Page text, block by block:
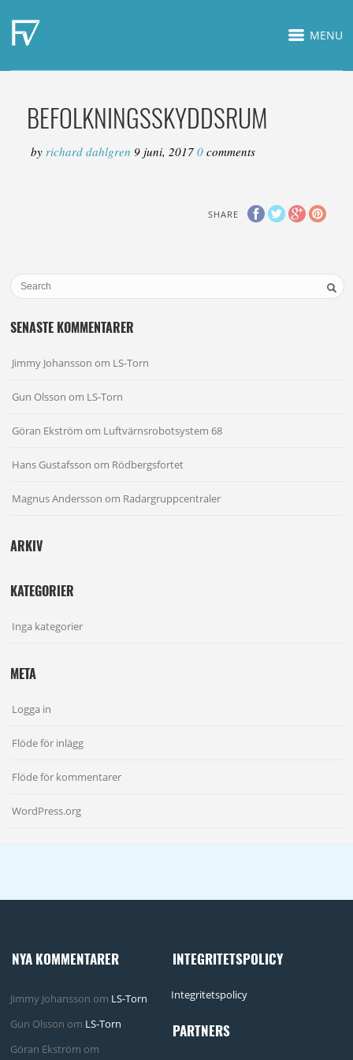
MENU
BEFOLKNINGSSKYDDSRUM
byrichard dahlgren9 juni, 2017 0comments
SHARE
SENASTE KOMMENTARER
Jimmy Johansson om LS-Torn
Gun Olsson om LS-Torn
Göran Ekström om Luftvärnsrobotsystem 68
Hans Gustafsson om Rödbergsfortet
Magnus Andersson om Radargruppcentraler
ARKIV
KATEGORIER
Inga kategorier
META
Logga in
Flöde för inlägg
Flöde för kommentarer
WordPress.org
NYA KOMMENTARER
Jimmy Johansson om LS-Torn
Gun Olsson om LS-Torn
Göran Ekström om
INTEGRITETSPOLICY
Integritetspolicy
PARTNERS